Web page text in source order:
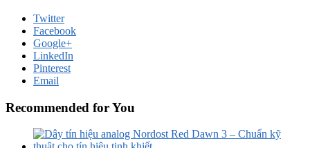
Twitter
Facebook
Google+
LinkedIn
Pinterest
Email
Recommended for You